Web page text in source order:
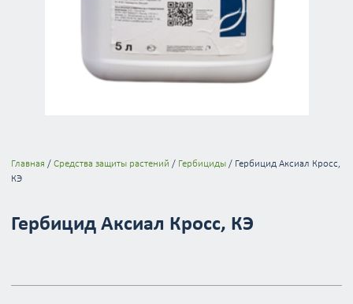
Главная / Средства защиты растений / Гербициды / Гербицид Аксиал Кросс,
КЭ
Гербицид Аксиал Кросс, КЭ